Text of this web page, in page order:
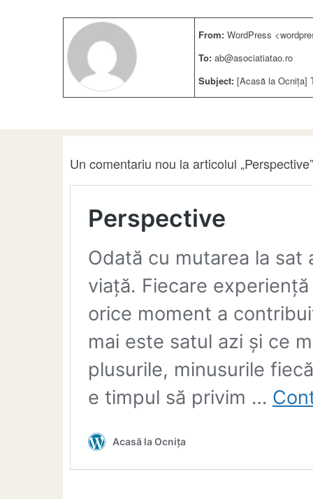
From: WordPress
To: ab@asociatiatao.ro
Subject: [Acasă la Ocnița]
Un comentariu nou la articolul